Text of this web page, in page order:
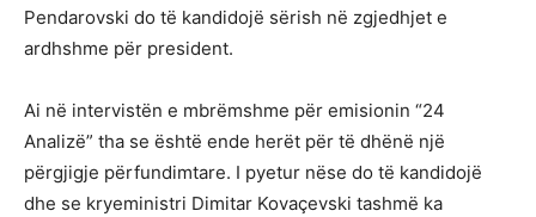
Pendarovski do të kandidojë sërish në zgjedhjet e
ardhshme për president.
Ai në intervistën e mbrëmshme për emisionin “24
Analizë” tha se është ende herët për të dhënë një
përgjigje përfundimtare. I pyetur nëse do të kandidojë
dhe se kryeministri Dimitar Kovaçevski tashmë ka